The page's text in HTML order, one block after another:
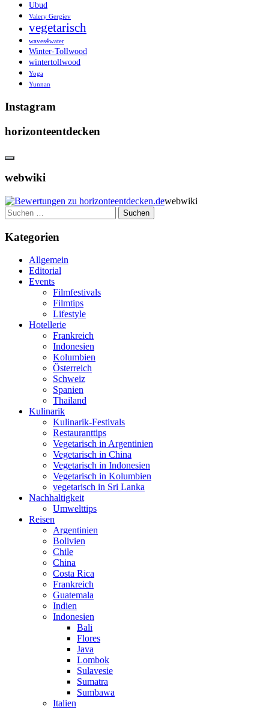
Ubud
Valery Gergiev
vegetarisch
waves4water
Winter-Tollwood
wintertollwood
Yoga
Yunnan
Instagram
horizonteentdecken
webwiki
webwiki
Suchen
nach:
Kategorien
Allgemein
Editorial
Events
Filmfestivals
Filmtips
Lifestyle
Hotellerie
Frankreich
Indonesien
Kolumbien
Österreich
Schweiz
Spanien
Thailand
Kulinarik
Kulinarik-Festivals
Restauranttips
Vegetarisch in Argentinien
Vegetarisch in China
Vegetarisch in Indonesien
Vegetarisch in Kolumbien
vegetarisch in Sri Lanka
Nachhaltigkeit
Umwelttips
Reisen
Argentinien
Bolivien
Chile
China
Costa Rica
Frankreich
Guatemala
Indien
Indonesien
Bali
Flores
Java
Lombok
Sulavesie
Sumatra
Sumbawa
Italien